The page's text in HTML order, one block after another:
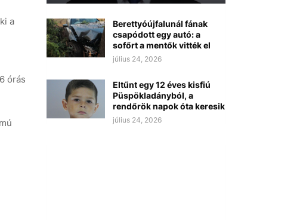
a
órás
Berettyóújfalunál fának
csapódott egy autó: a
sofőrt a mentők vitték el
július 24, 2026
Eltűnt egy 12 éves kisfiú
Püspökladányból, a
rendőrök napok óta keresik
július 24, 2026